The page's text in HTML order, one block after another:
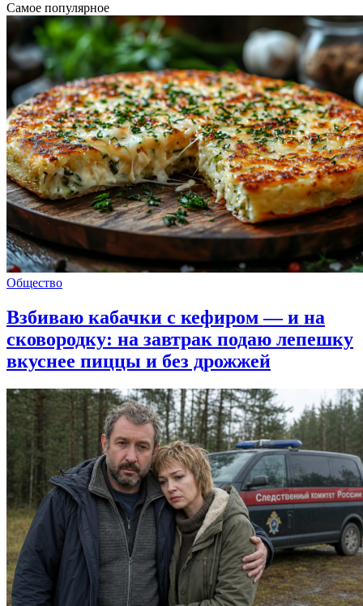
Самое популярное
Общество
Взбиваю кабачки с кефиром — и на
сковородку: на завтрак подаю лепешку
вкуснее пиццы и без дрожжей